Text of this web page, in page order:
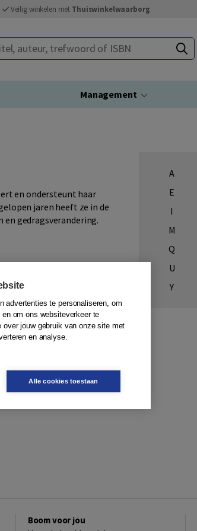
Veilig winkelen met Thuiswinkelwaarborg
auteur, trefwoord of ISBN
Management
en ondersteunt haar
jaren heeft ze in de
en gedragsverandering.
A
E
I
M
Q
U
Y
Boom voor jou
advertenties te personaliseren, om
om ons websiteverkeer te
jouw gebruik van onze site met
en analyse.
Alle cookies toestaan